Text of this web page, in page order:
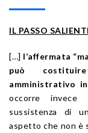
IL PASSO
[…] l’affermata
può
amministrativo
occorre invece
sussistenza di
aspetto che non è